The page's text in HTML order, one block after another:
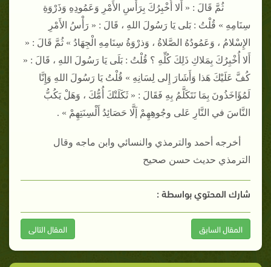
ثُمَّ قَالَ : « أَلا أُخْبِرُكَ بِرَأْسِ الأَمْرِ وَعَمُودِهِ وَذَرْوَةِ
سِنَامِهِ » قُلْتُ : بَلى يَا رَسُولَ اللهِ ، قَالَ : « رَأْسُ الأَمْرِ
الإِسْلامُ ، وَعَمُودُهُ الصَّلاةُ ، وَذرْوَةُ سِنَامِهِ الْجِهَادُ » ثُمَّ قَالَ : «
أَلا أُخْبِرُكَ بِمَلاكِ ذَلِكَ كُلِّهِ ؟ قُلْتُ : بَلَى يَا رَسُولَ اللهِ ، قَالَ : «
كُفَّ عَلَيْكَ هَذا وَأَشَارَ إِلى لِسَانِهِ » قُلْتُ يَا رَسُولَ اللهِ وَإِنَّا
لَمُؤَاخَذُونَ بِمَا نَتَكَلَّمُ بِهِ فَقَالَ : « ثَكَلَتْكَ أُمُّكَ ، وَهَلْ يَكُبُّ
النَّاسَ في النَّارِ عَلى وجُوهِهِمْ إَلَّا حَصَائِدُ أَلْسِنَتِهِمْ » .
أخرجه أحمد والترمذي والنسائي وابن ماجه وقال
الترمذي حديث حسن صحيح
شارك المحتوي بواسطة :
المقال السابق المقال التالى